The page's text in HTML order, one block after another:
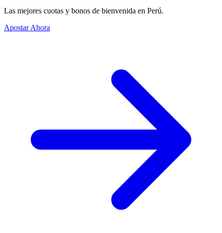
Las mejores cuotas y bonos de bienvenida en Perú.
Apostar Ahora